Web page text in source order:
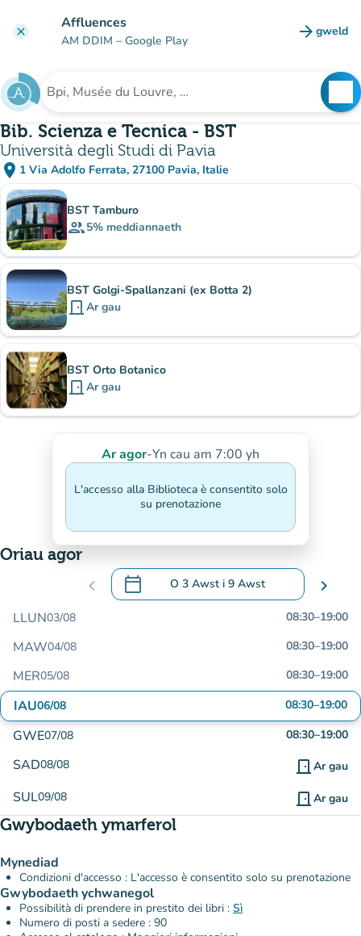
clear Affluences
AM DDIM – Google Play arrow_forward gweld
(tab
Chwilio am sefydliad
Bib. Scienza e Tecnica - BST
Università degli Studi di Pavia
place 1 Via Adolfo Ferrata, 27100 Pavia, Italie
(agor yn Google Maps)
(tab newydd)
Is-sefydliadau
BST Tamburo
group5% meddiannaeth
BST Golgi-Spallanzani (ex Botta 2)
door_front Ar gau
BST Orto Botanico
door_front Ar gau
Ar agor-Yn cau am 7:00 yh
L'accesso alla Biblioteca è consentito solo
su prenotazione
Oriau agor
chevron_left calendar_today O 3 Awst i 9 Awst
.Agor y calendr i newid dyddiadau chevron_right
LLUN03/08 08:30–19:00
MAW04/08 08:30–19:00
MER05/08 08:30–19:00
IAU06/08 08:30–19:00
GWE07/08 08:30–19:00
SAD08/08 door_front Ar gau
SUL09/08 door_front Ar gau
Gwybodaeth ymarferol
Mynediad
Condizioni d'accesso : L'accesso è consentito solo su prenotazione
Gwybodaeth ychwanegol
Possibilità di prendere in prestito dei libri : Sì
Numero di posti a sedere : 90